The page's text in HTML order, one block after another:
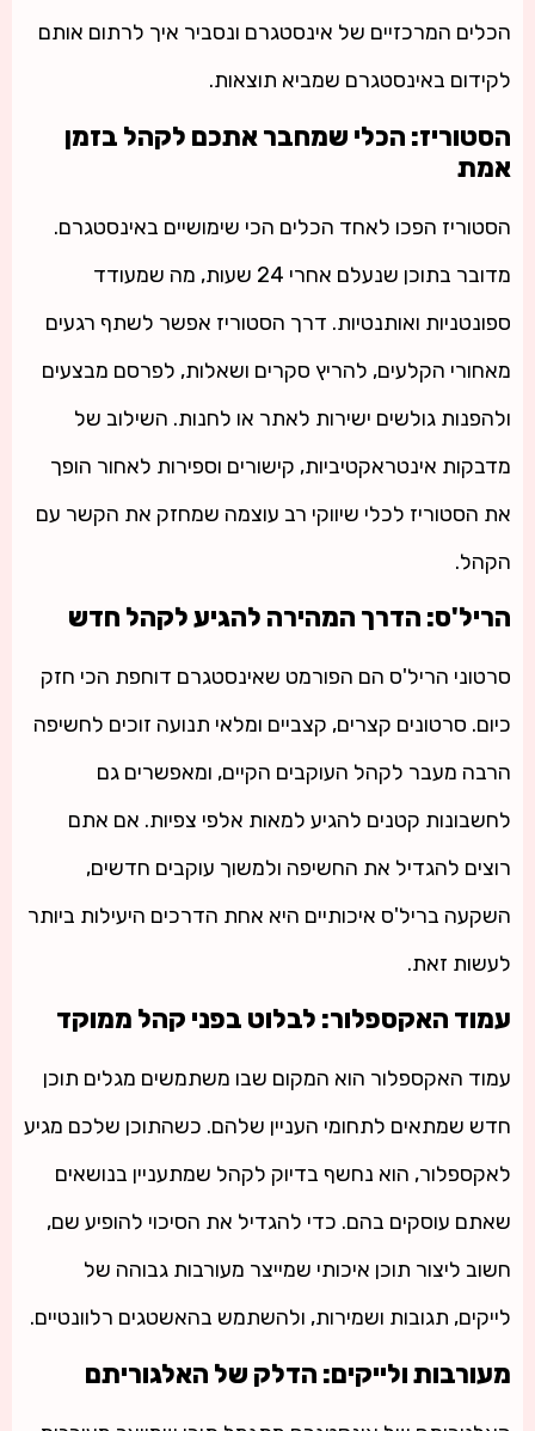
הכלים המרכזיים של אינסטגרם ונסביר איך לרתום אותם
לקידום באינסטגרם שמביא תוצאות.
הסטוריז: הכלי שמחבר אתכם לקהל בזמן
אמת
הסטוריז הפכו לאחד הכלים הכי שימושיים באינסטגרם.
מדובר בתוכן שנעלם אחרי 24 שעות, מה שמעודד
ספונטניות ואותנטיות. דרך הסטוריז אפשר לשתף רגעים
מאחורי הקלעים, להריץ סקרים ושאלות, לפרסם מבצעים
ולהפנות גולשים ישירות לאתר או לחנות. השילוב של
מדבקות אינטראקטיביות, קישורים וספירות לאחור הופך
את הסטוריז לכלי שיווקי רב עוצמה שמחזק את הקשר עם
הקהל.
הריל'ס: הדרך המהירה להגיע לקהל חדש
סרטוני הריל'ס הם הפורמט שאינסטגרם דוחפת הכי חזק
כיום. סרטונים קצרים, קצביים ומלאי תנועה זוכים לחשיפה
הרבה מעבר לקהל העוקבים הקיים, ומאפשרים גם
לחשבונות קטנים להגיע למאות אלפי צפיות. אם אתם
רוצים להגדיל את החשיפה ולמשוך עוקבים חדשים,
השקעה בריל'ס איכותיים היא אחת הדרכים היעילות ביותר
לעשות זאת.
עמוד האקספלור: לבלוט בפני קהל ממוקד
עמוד האקספלור הוא המקום שבו משתמשים מגלים תוכן
חדש שמתאים לתחומי העניין שלהם. כשהתוכן שלכם מגיע
לאקספלור, הוא נחשף בדיוק לקהל שמתעניין בנושאים
שאתם עוסקים בהם. כדי להגדיל את הסיכוי להופיע שם,
חשוב ליצור תוכן איכותי שמייצר מעורבות גבוהה של
לייקים, תגובות ושמירות, ולהשתמש בהאשטגים רלוונטיים.
מעורבות ולייקים: הדלק של האלגוריתם